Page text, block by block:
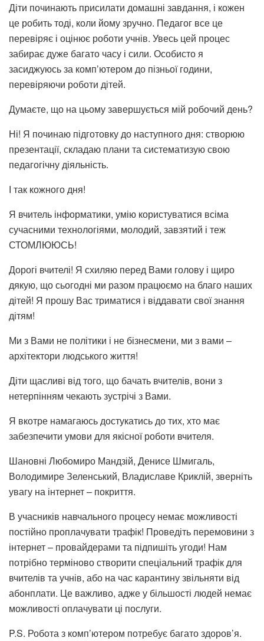
Діти починають присилати домашні завдання, і кожен
це робить тоді, коли йому зручно. Педагог все це
перевіряє і оцінює роботи учнів. Увесь цей процес
забирає дуже багато часу і сили. Особисто я
засиджуюсь за комп’ютером до пізньої години,
перевіряючи роботи дітей.
Думаєте, що на цьому завершується мій робочий день?
Ні! Я починаю підготовку до наступного дня: створюю
презентації, складаю плани та систематизую свою
педагогічну діяльність.
І так кожного дня!
Я вчитель інформатики, умію користуватися всіма
сучасними технологіями, молодий, завзятий і теж
СТОМЛЮЮСЬ!
Дорогі вчителі! Я схиляю перед Вами голову і щиро
дякую, що сьогодні ми разом працюємо на благо наших
дітей! Я прошу Вас триматися і віддавати свої знання
дітям!
Ми з Вами не політики і не бізнесмени, ми з вами –
архітектори людського життя!
Діти щасливі від того, що бачать вчителів, вони з
нетерпінням чекають зустрічі з Вами.
Я вкотре намагаюсь достукатись до тих, хто має
забезпечити умови для якісної роботи вчителя.
Шановні Любомиро Мандзій, Денисе Шмигаль,
Володимире Зеленський, Владиславе Криклій, зверніть
увагу на інтернет – покриття.
В учасників навчального процесу немає можливості
постійно проплачувати трафік! Проведіть перемовини з
інтернет – провайдерами та підпишіть угоди! Нам
потрібно терміново створити спеціальний трафік для
вчителів та учнів, або на час карантину звільняти від
абонплати. Це важливо, адже у більшості людей немає
можливості оплачувати ці послуги.
P.S. Робота з комп’ютером потребує багато здоров’я.